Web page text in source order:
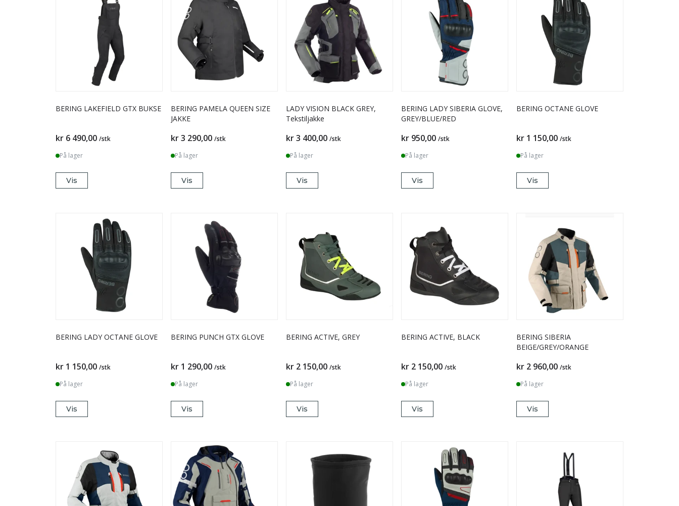
BERING LAKEFIELD GTX BUKSE
kr 6 490,00 /stk
På lager
Vis
BERING PAMELA QUEEN SIZE
JAKKE
kr 3 290,00 /stk
På lager
Vis
LADY VISION BLACK GREY,
Tekstiljakke
kr 3 400,00 /stk
På lager
Vis
BERING LADY SIBERIA GLOVE,
GREY/BLUE/RED
kr 950,00 /stk
På lager
Vis
BERING OCTANE GLOVE
kr 1 150,00 /stk
På lager
Vis
BERING LADY OCTANE GLOVE
kr 1 150,00 /stk
På lager
Vis
BERING PUNCH GTX GLOVE
kr 1 290,00 /stk
På lager
Vis
BERING ACTIVE, GREY
kr 2 150,00 /stk
På lager
Vis
BERING ACTIVE, BLACK
kr 2 150,00 /stk
På lager
Vis
BERING SIBERIA
BEIGE/GREY/ORANGE
kr 2 960,00 /stk
På lager
Vis